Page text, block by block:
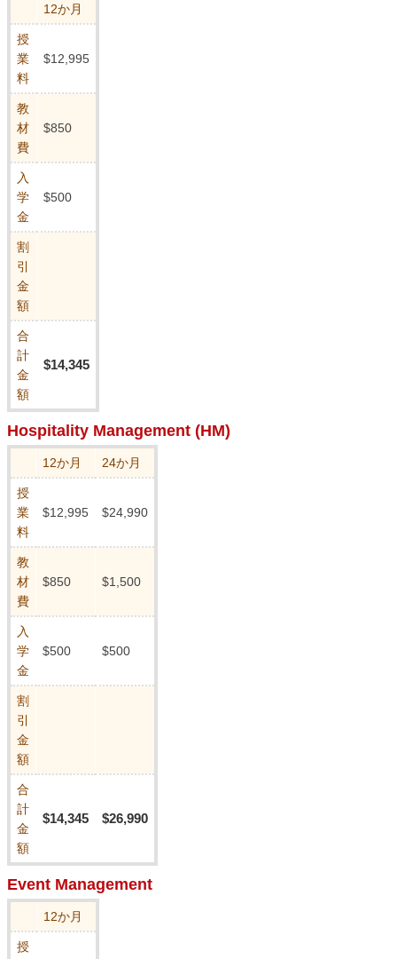
12か月
授
業
料
$12,995
教
材
費
$850
入
学
金
$500
割
引
金
額
合
計
金
額
$14,345
Hospitality Management (HM)
12か月 24か月
授
業
料
$12,995 $24,990
教
材
費
$850 $1,500
入
学
金
$500 $500
割
引
金
額
合
計
金
額
$14,345 $26,990
Event Management
12か月
授